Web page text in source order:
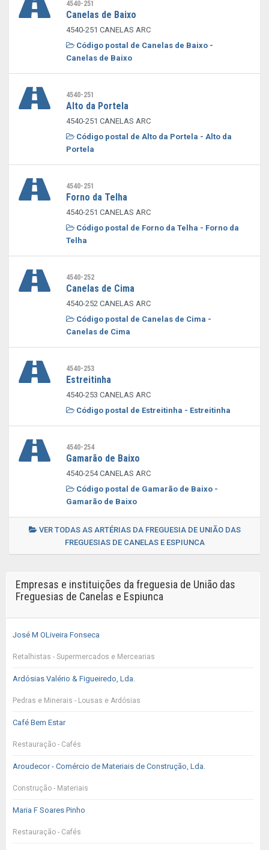
4540-251
Canelas de Baixo
4540-251 CANELAS ARC
Código postal de Canelas de Baixo -
Canelas de Baixo
4540-251
Alto da Portela
4540-251 CANELAS ARC
Código postal de Alto da Portela - Alto da
Portela
4540-251
Forno da Telha
4540-251 CANELAS ARC
Código postal de Forno da Telha - Forno da
Telha
4540-252
Canelas de Cima
4540-252 CANELAS ARC
Código postal de Canelas de Cima -
Canelas de Cima
4540-253
Estreitinha
4540-253 CANELAS ARC
Código postal de Estreitinha - Estreitinha
4540-254
Gamarão de Baixo
4540-254 CANELAS ARC
Código postal de Gamarão de Baixo -
Gamarão de Baixo
VER TODAS AS ARTÉRIAS DA FREGUESIA DE UNIÃO DAS
FREGUESIAS DE CANELAS E ESPIUNCA
Empresas e instituições da freguesia de União das
Freguesias de Canelas e Espiunca
José M OLiveira Fonseca
Retalhistas - Supermercados e Mercearias
Ardósias Valério & Figueiredo, Lda.
Pedras e Minerais - Lousas e Ardósias
Café Bem Estar
Restauração - Cafés
Aroudecor - Comércio de Materiais de Construção, Lda.
Construção - Materiais
Maria F Soares Pinho
Restauração - Cafés